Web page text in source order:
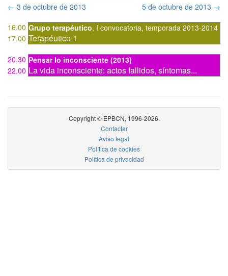
← 3 de octubre de 2013 5 de octubre de 2013 →
16.00 Grupo terapéutico, I convocatoria, temporada 2013-2014
Terapéutico 1
17.00
20.30 Pensar lo inconsciente (2013)
La vida inconsciente: actos fallidos, síntomas...
22.00
Copyright © EPBCN, 1996-2026.
Contactar
Aviso legal
Política de cookies
Política de privacidad